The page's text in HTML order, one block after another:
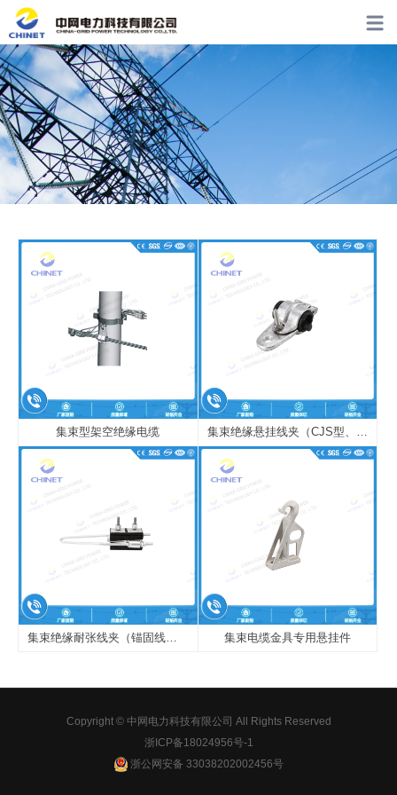
集束型架空绝缘电缆
集束绝缘耐张线夹（锚固线夹（JNS型）（等同型号：US、NES、NXJ） 集束电缆金具专用悬挂件
Copyright © 中网电力科技有限公司 All Rights Reserved
浙ICP备18024956号-1
浙公网安备 33038202002456号